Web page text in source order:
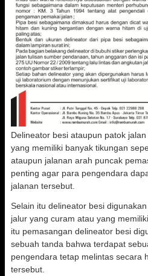
Delineator besi ataupun patok
yang memiliki banyak tikungan
ataupun jalanan arah puncak
penting agar para pengendara
jalanan tersebut.
Selain itu delineator besi
jalur yang curam atau yang
itu pemasangan delineator besi
sebuah tanda bahwa terdapat
pengendara tetap melintas secara
tersebut.